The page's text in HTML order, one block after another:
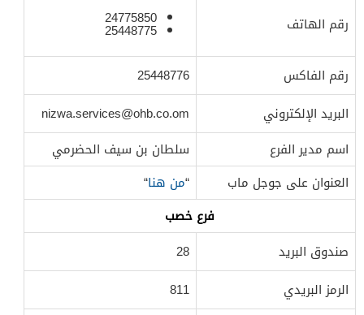
رقم الهاتف 24775850
25448775
رقم الفاكس
25448776
البريد الإلكتروني
nizwa.services@ohb.co.om
اسم مدير الفرع
سلطان بن سيف الحضرمي
العنوان على جوجل ماب
“من هنا“
فرع خصب
صندوق البريد
28
الرمز البريدي
811